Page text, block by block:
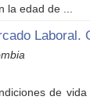
la edad de ...
Laboral.
de